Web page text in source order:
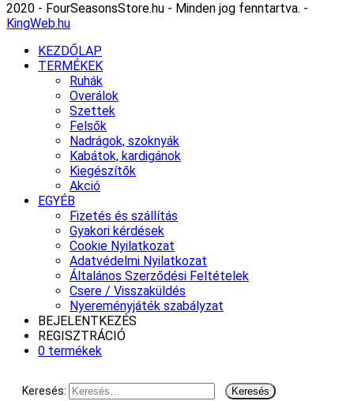
2020 - FourSeasonsStore.hu - Minden jog fenntartva. -
KingWeb.hu
KEZDŐLAP
TERMÉKEK
Ruhák
Overálok
Szettek
Felsők
Nadrágok, szoknyák
Kabátok, kardigánok
Kiegészítők
Akció
EGYÉB
Fizetés és szállítás
Gyakori kérdések
Cookie Nyilatkozat
Adatvédelmi Nyilatkozat
Általános Szerződési Feltételek
Csere / Visszaküldés
Nyereményjáték szabályzat
BEJELENTKEZÉS
REGISZTRÁCIÓ
0 termékek
Keresés: